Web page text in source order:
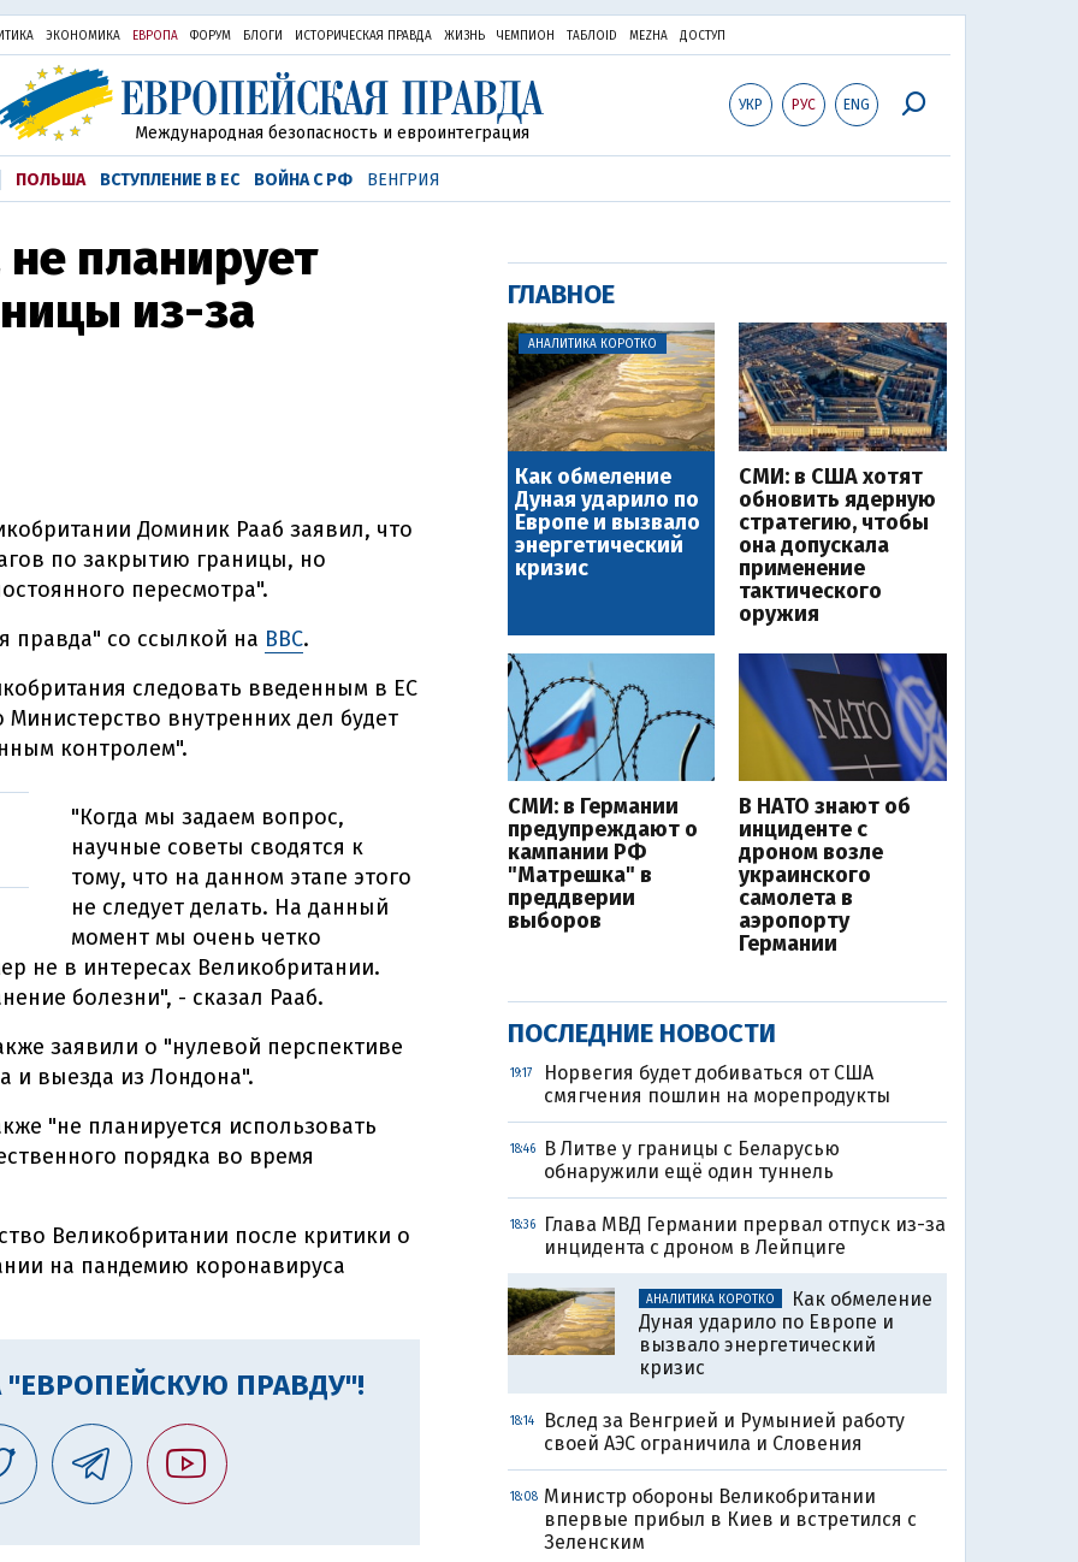
ЭКОНОМИКА ЕВРОПА ФОРУМ БЛОГИ ИСТОРИЧЕСКАЯ ПРАВДА ЖИЗНЬ ЧЕМПИОН ТАБЛОID MEZHA ДОСТУП
УКР РУС ENG
Международная безопасность и евроинтеграция
ПОЛЬША ВСТУПЛЕНИЕ В ЕС ВОЙНА С РФ ВЕНГРИЯ
планирует
из-за
Доминик Рааб заявил, что
по закрытию границы, но
пересмотра".
правда" со ссылкой на ВВС.
следовать введенным в ЕС
внутренних дел будет
контролем".
"Когда мы задаем вопрос,
научные советы сводятся к
тому, что на данном этапе этого
не следует делать. На данный
момент мы очень четко
не в интересах Великобритании.
болезни", - сказал Рааб.
заявили о "нулевой перспективе
и выезда из Лондона".
"не планируется использовать
порядка во время
Великобритании после критики о
на пандемию коронавируса
ПРАВДУ"!
ГЛАВНОЕ
АНАЛИТИКА КОРОТКО
Как обмеление
Дуная ударило по
Европе и вызвало
энергетический
кризис
СМИ: в США хотят
обновить ядерную
стратегию, чтобы
она допускала
применение
тактического
оружия
СМИ: в Германии
предупреждают о
кампании РФ
"Матрешка" в
преддверии
выборов
В НАТО знают об
инциденте с
дроном возле
украинского
самолета в
аэропорту
Германии
ПОСЛЕДНИЕ НОВОСТИ
19:17
Норвегия будет добиваться от США
смягчения пошлин на морепродукты
18:46
В Литве у границы с Беларусью
обнаружили ещё один туннель
18:36
Глава МВД Германии прервал отпуск из-за
инцидента с дроном в Лейпциге
АНАЛИТИКА КОРОТКО
Как обмеление
Дуная ударило по Европе и
вызвало энергетический
кризис
18:14
Вслед за Венгрией и Румынией работу
своей АЭС ограничила и Словения
18:08 Министр обороны Великобритании
впервые прибыл в Киев и встретился с
Зеленским